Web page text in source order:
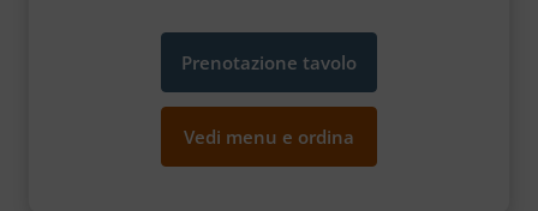
Prenotazione tavolo
Vedi menu e ordina